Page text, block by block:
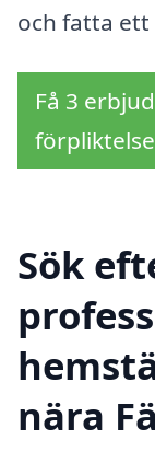
och fatta
Få 3
Sök
nära